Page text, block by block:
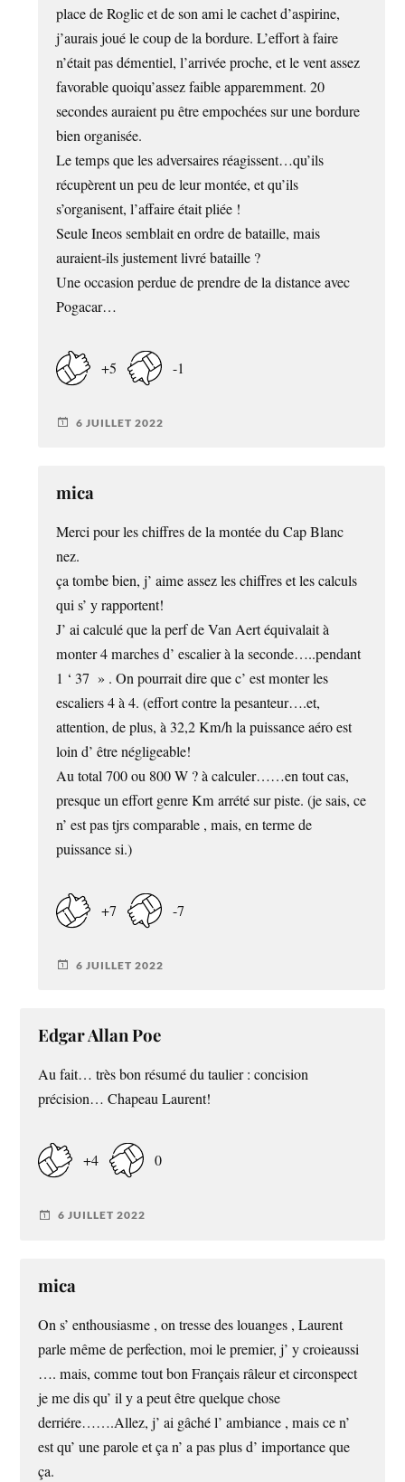
place de Roglic et de son ami le cachet d’aspirine,
j’aurais joué le coup de la bordure. L’effort à faire
n’était pas démentiel, l’arrivée proche, et le vent assez
favorable quoiqu’assez faible apparemment. 20
secondes auraient pu être empochées sur une bordure
bien organisée.
Le temps que les adversaires réagissent…qu’ils
récupèrent un peu de leur montée, et qu’ils
s’organisent, l’affaire était pliée !
Seule Ineos semblait en ordre de bataille, mais
auraient-ils justement livré bataille ?
Une occasion perdue de prendre de la distance avec
Pogacar…
+5 -1
6 JUILLET 2022
mica
Merci pour les chiffres de la montée du Cap Blanc
nez.
ça tombe bien, j’ aime assez les chiffres et les calculs
qui s’ y rapportent!
J’ ai calculé que la perf de Van Aert équivalait à
monter 4 marches d’ escalier à la seconde…..pendant
1 ‘ 37 » . On pourrait dire que c’ est monter les
escaliers 4 à 4. (effort contre la pesanteur….et,
attention, de plus, à 32,2 Km/h la puissance aéro est
loin d’ être négligeable!
Au total 700 ou 800 W ? à calculer……en tout cas,
presque un effort genre Km arrété sur piste. (je sais, ce
n’ est pas tjrs comparable , mais, en terme de
puissance si.)
+7 -7
6 JUILLET 2022
Edgar Allan Poe
Au fait… très bon résumé du taulier : concision
précision… Chapeau Laurent!
+4 0
6 JUILLET 2022
mica
On s’ enthousiasme , on tresse des louanges , Laurent
parle même de perfection, moi le premier, j’ y croieaussi
…. mais, comme tout bon Français râleur et circonspect
je me dis qu’ il y a peut être quelque chose
derriére…….Allez, j’ ai gâché l’ ambiance , mais ce n’
est qu’ une parole et ça n’ a pas plus d’ importance que
ça.